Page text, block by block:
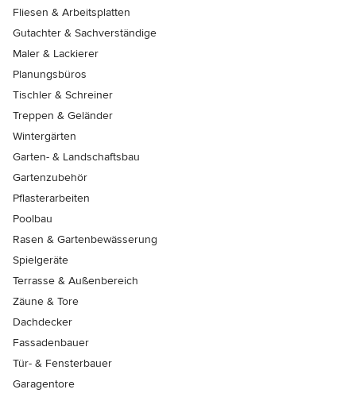
Fliesen & Arbeitsplatten
Gutachter & Sachverständige
Maler & Lackierer
Planungsbüros
Tischler & Schreiner
Treppen & Geländer
Wintergärten
Garten- & Landschaftsbau
Gartenzubehör
Pflasterarbeiten
Poolbau
Rasen & Gartenbewässerung
Spielgeräte
Terrasse & Außenbereich
Zäune & Tore
Dachdecker
Fassadenbauer
Tür- & Fensterbauer
Garagentore